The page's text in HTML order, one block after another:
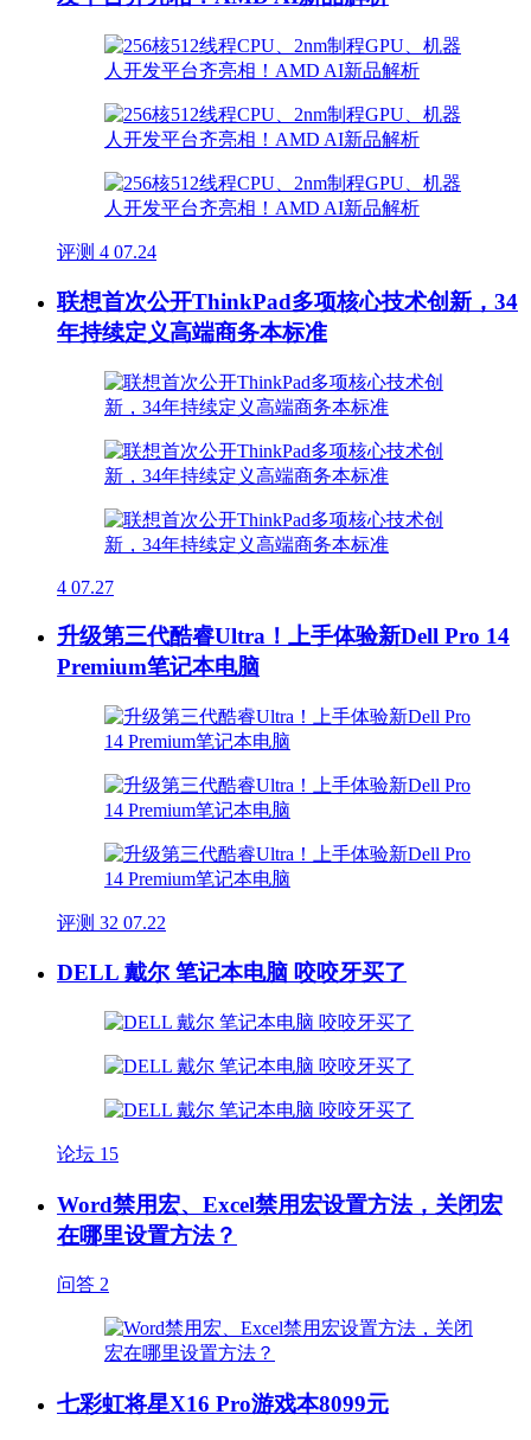
评测 4 07.24
联想首次公开ThinkPad多项核心技术创新，34
年持续定义高端商务本标准
4 07.27
升级第三代酷睿Ultra！上手体验新Dell Pro 14
Premium笔记本电脑
评测 32 07.22
DELL 戴尔 笔记本电脑 咬咬牙买了
论坛 15
Word禁用宏、Excel禁用宏设置方法，关闭宏
在哪里设置方法？
问答 2
七彩虹将星X16 Pro游戏本8099元